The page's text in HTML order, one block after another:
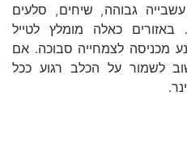
גבוהה, שיחים, סלעים
באזורים כאלה מומלץ לטייל
מכניסה לצמחייה סבוכה. אם
לשמור על הכלב רגוע ככל